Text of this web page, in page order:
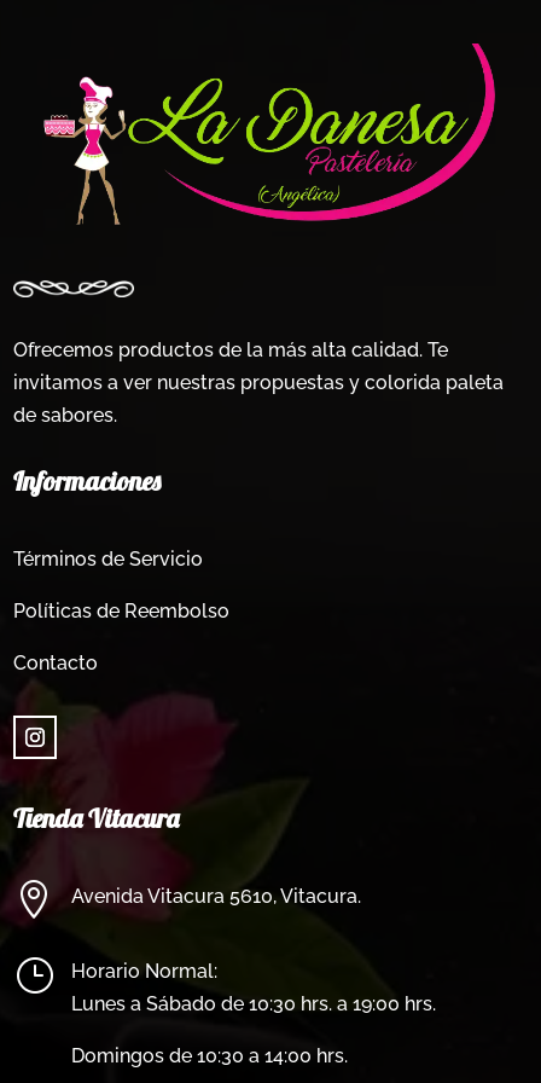
la
página
de
producto
Ofrecemos productos de la más alta calidad. Te
invitamos a ver nuestras propuestas y colorida paleta
de sabores.
Informaciones
Términos de Servicio
Políticas de Reembolso
Contacto
Tienda Vitacura
 Avenida Vitacura 5610, Vitacura.
}
Horario Normal:
Lunes a Sábado de 10:30 hrs. a 19:00 hrs.
Domingos de 10:30 a 14:00 hrs.